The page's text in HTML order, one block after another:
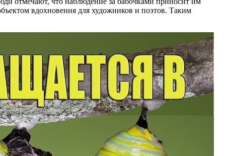
вдохновения для художников и поэтов. Таким